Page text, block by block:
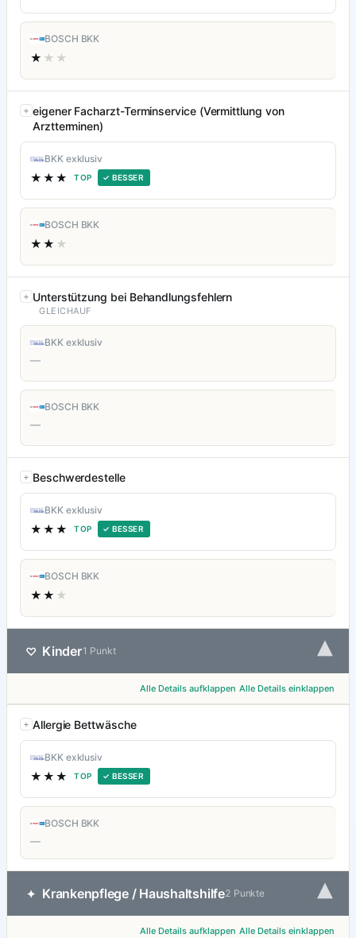
BOSCH BKK
★ ★★
eigener Facharzt-Terminservice (Vermittlung von
Arztterminen)
BKK exklusiv
★★★ TOP ✓ BESSER
BOSCH BKK
★★ ★
Unterstützung bei Behandlungsfehlern
GLEICHAUF
BKK exklusiv
—
BOSCH BKK
—
Beschwerdestelle
BKK exklusiv
★★★ TOP ✓ BESSER
BOSCH BKK
★★ ★
♡ Kinder1 Punkt ▾
Alle Details aufklappen Alle Details einklappen
Allergie Bettwäsche
BKK exklusiv
★★★ TOP ✓ BESSER
BOSCH BKK
—
✦ Krankenpflege / Haushaltshilfe2 Punkte ▾
Alle Details aufklappen Alle Details einklappen